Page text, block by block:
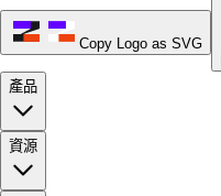
Copy Logo as SVG
產品
資源